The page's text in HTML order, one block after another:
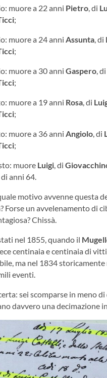
muore a 22 anni Pietro, di
;
muore a 24 anni Assunta, di
;
muore a 30 anni Gaspero, di
;
muore a 19 anni Rosa, di
;
muore a 36 anni Angiolo, di
;
muore Luigi, di
anni 64.
motivo avvenne questa
Forse un avvelenamento di
Chissà.
nel 1855, quando il
centinaia e centinaia di
ma nel 1834
eventi.
sei scomparse in meno di
davvero una decimazione